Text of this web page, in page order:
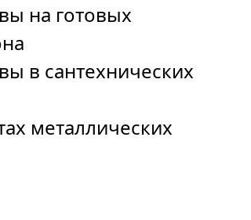
на готовых
в сантехнических
металлических